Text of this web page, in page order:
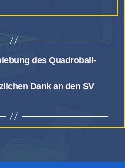
des Quadroball-
Dank an den SV